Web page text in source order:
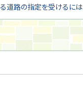
道路の指定を受けるには